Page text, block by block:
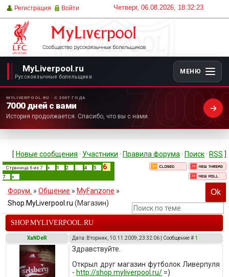
Четверг, 06.08.2026, 18:32:23
Регистрация Войти
MyLiverpool.ru
Русскоязычные болельщики
МЕНЮ
MYLIVERPOOL.RU · С 2007 ГОДА
7000 дней с вами
История продолжается. Спасибо, что вы с нами.
[ Новые сообщения · Участники · Правила форума · Поиск · RSS
Страница 6 из 7 « 1 2 4 5 6
7 »
Форум. » Общение » MyFanzone »
Shop.MyLiverpool.ru (Магазин)
SHOP.MYLIVERPOOL.RU
XaNDeR Дата: Вторник, 10.11.2009, 23:32:06 | Сообщение # 1
Здравствуйте.
Открыл друг магазин футболок Ливерпуля
- http://shop.myliverpool.ru/ =)